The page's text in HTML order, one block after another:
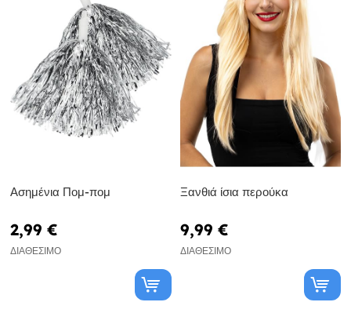
Ασημένια Πομ-πομ
2,99 €
ΔΙΑΘΈΣΙΜΟ
Ξανθιά ίσια περούκα
9,99 €
ΔΙΑΘΈΣΙΜΟ